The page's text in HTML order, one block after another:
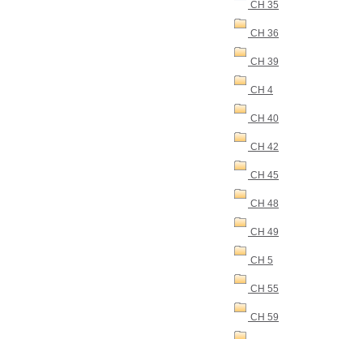
CH 35
CH 36
CH 39
CH 4
CH 40
CH 42
CH 45
CH 48
CH 49
CH 5
CH 55
CH 59